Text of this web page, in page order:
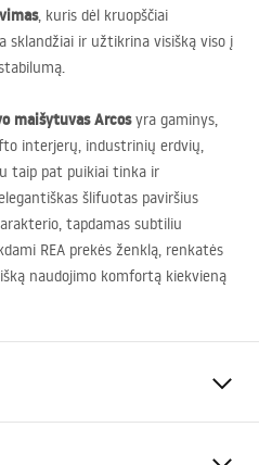
, kuris dėl kruopščiai
sklandžiai ir užtikrina visišką viso į
maišytuvas Arcosyra gaminys,
interjerų, industrinių erdvių,
taip pat puikiai tinka ir
šlifuotas paviršius
tapdamas subtiliu
REA prekės ženklą, renkatės
naudojimo komfortą kiekvieną